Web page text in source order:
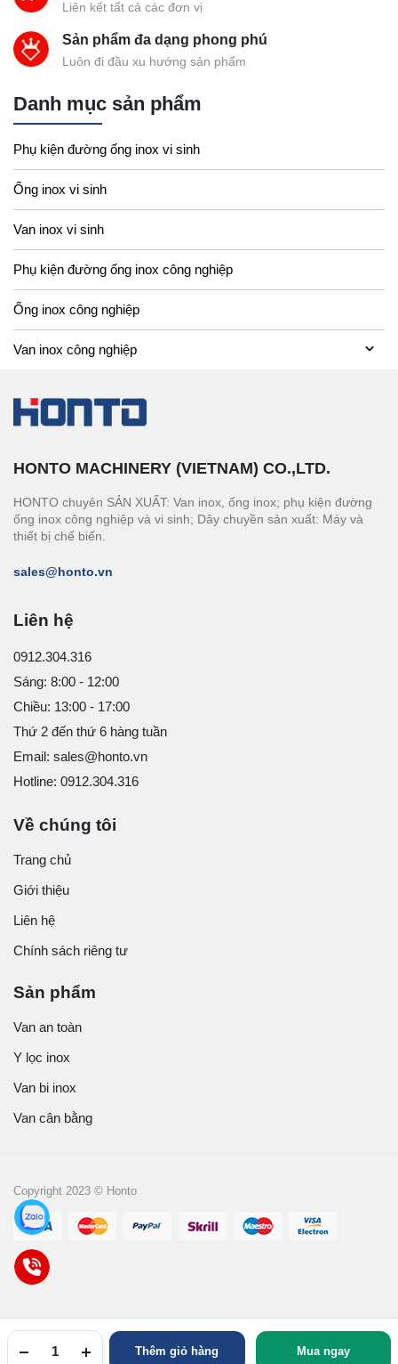
Thêm giỏ hàng Mua ngay
Liên kết tất cả các đơn vị
Sản phẩm đa dạng phong phú
Luôn đi đầu xu hướng sản phẩm
Danh mục sản phẩm
Phụ kiện đường ống inox vi sinh
Ống inox vi sinh
Van inox vi sinh
Phụ kiện đường ống inox công nghiệp
Ống inox công nghiệp
Van inox công nghiệp
HONTO MACHINERY (VIETNAM) CO.,LTD.
HONTO chuyên SẢN XUẤT: Van inox, ống inox; phụ kiện đường
ống inox công nghiệp và vi sinh; Dây chuyền sản xuất: Máy và
thiết bị chế biến.
sales@honto.vn
Liên hệ
0912.304.316
Sáng: 8:00 - 12:00
Chiều: 13:00 - 17:00
Thứ 2 đến thứ 6 hàng tuần
Email: sales@honto.vn
Hotline: 0912.304.316
Về chúng tôi
Trang chủ
Giới thiệu
Liên hệ
Chính sách riêng tư
Sản phẩm
Van an toàn
Y lọc inox
Van bi inox
Van cân bằng
Copyright 2023 © Honto